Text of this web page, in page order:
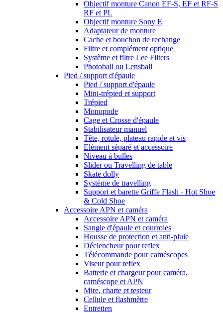
Objectif monture Canon EF-S, EF et RF-S
RF et PL
Objectif monture Sony E
Adaptateur de monture
Cache et bouchon de rechange
Filtre et complément optique
Système et filtre Lee Filters
Photoball ou Lensball
Pied / support d'épaule
Pied / support d'épaule
Mini-trépied et support
Trépied
Monopode
Cage et Crosse d'épaule
Stabilisateur manuel
Tête, rotule, plateau rapide et vis
Elément séparé et accessoire
Niveau à bulles
Slider ou Travelling de table
Skate dolly
Système de travelling
Support et barette Griffe Flash - Hot Shoe
& Cold Shoe
Accessoire APN et caméra
Accessoire APN et caméra
Sangle d'épaule et courroies
Housse de protection et anti-pluie
Déclencheur pour reflex
Télécommande pour caméscopes
Viseur pour reflex
Batterie et chargeur pour caméra,
caméscope et APN
Mire, charte et testeur
Cellule et flashmètre
Entretien